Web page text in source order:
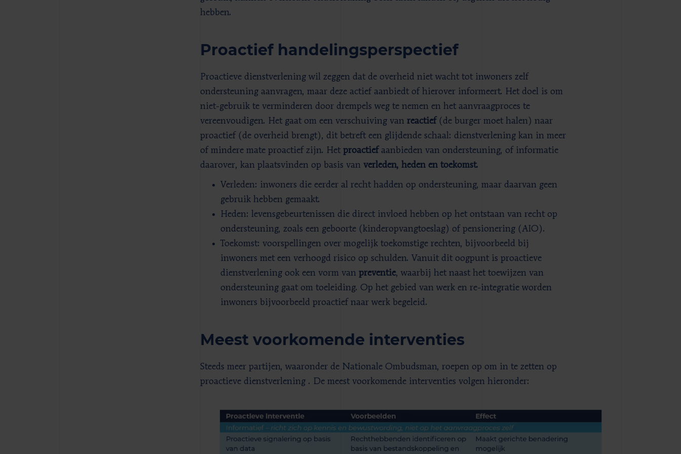
hebben.
Proactief handelingsperspectief
Proactieve dienstverlening wil zeggen dat de overheid niet wacht tot inwoners zelf
ondersteuning aanvragen, maar deze actief aanbiedt of hierover informeert. Het doel is om
niet-gebruik te verminderen door drempels weg te nemen en het aanvraagproces te
vereenvoudigen. Het gaat om een verschuiving van reactief (de burger moet halen) naar
proactief (de overheid brengt), dit betreft een glijdende schaal: dienstverlening kan in meer
of mindere mate proactief zijn. Het proactief aanbieden van ondersteuning, of informatie
daarover, kan plaatsvinden op basis van verleden, heden en toekomst.
Verleden: inwoners die eerder al recht hadden op ondersteuning, maar daarvan geen
gebruik hebben gemaakt.
Heden: levensgebeurtenissen die direct invloed hebben op het ontstaan van recht op
ondersteuning, zoals een geboorte (kinderopvangtoeslag) of pensionering (AIO).
Toekomst: voorspellingen over mogelijk toekomstige rechten, bijvoorbeeld bij
inwoners met een verhoogd risico op schulden. Vanuit dit oogpunt is proactieve
dienstverlening ook een vorm van preventie, waarbij het naast het toewijzen van
ondersteuning gaat om toeleiding. Op het gebied van werk en re-integratie worden
inwoners bijvoorbeeld proactief naar werk begeleid.
Meest voorkomende interventies
Steeds meer partijen, waaronder de Nationale Ombudsman, roepen op om in te zetten op
proactieve dienstverlening . De meest voorkomende interventies volgen hieronder: